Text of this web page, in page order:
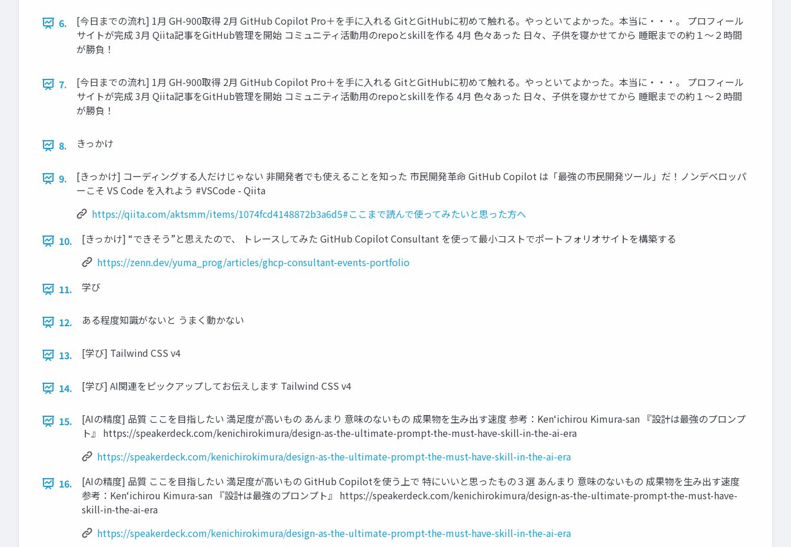
6.
[今日までの流れ] 1月 GH-900取得 2月 GitHub Copilot Pro＋を手に入れる GitとGitHubに初めて触れる。やっといてよかった。本当に・・・。 プロフィール
サイトが完成 3月 Qiita記事をGitHub管理を開始 コミュニティ活動用のrepoとskillを作る 4月 色々あった 日々、子供を寝かせてから 睡眠までの約１～２時間
が勝負！
7.
[今日までの流れ] 1月 GH-900取得 2月 GitHub Copilot Pro＋を手に入れる GitとGitHubに初めて触れる。やっといてよかった。本当に・・・。 プロフィール
サイトが完成 3月 Qiita記事をGitHub管理を開始 コミュニティ活動用のrepoとskillを作る 4月 色々あった 日々、子供を寝かせてから 睡眠までの約１～２時間
が勝負！
8. きっかけ
9.
[きっかけ] コーディングする人だけじゃない 非開発者でも使えることを知った 市民開発革命 GitHub Copilot は「最強の市民開発ツール」だ！ノンデベロッパ
ーこそ VS Code を入れよう #VSCode - Qiita
https://qiita.com/aktsmm/items/1074fcd4148872b3a6d5#ここまで読んで使ってみたいと思った方へ
10.
[きっかけ] “できそう”と思えたので、 トレースしてみた GitHub Copilot Consultant を使って最小コストでポートフォリオサイトを構築する
https://zenn.dev/yuma_prog/articles/ghcp-consultant-events-portfolio
11.
学び
12. ある程度知識がないと うまく動かない
13. [学び] Tailwind CSS v4
14. [学び] AI関連をピックアップしてお伝えします Tailwind CSS v4
15.
[AIの精度] 品質 ここを目指したい 満足度が高いもの あんまり 意味のないもの 成果物を生み出す速度 参考：Ken‘ichirou Kimura-san 『設計は最強のプロンプ
ト』 https://speakerdeck.com/kenichirokimura/design-as-the-ultimate-prompt-the-must-have-skill-in-the-ai-era
https://speakerdeck.com/kenichirokimura/design-as-the-ultimate-prompt-the-must-have-skill-in-the-ai-era
16.
[AIの精度] 品質 ここを目指したい 満足度が高いもの GitHub Copilotを使う上で 特にいいと思ったもの３選 あんまり 意味のないもの 成果物を生み出す速度
参考：Ken‘ichirou Kimura-san 『設計は最強のプロンプト』 https://speakerdeck.com/kenichirokimura/design-as-the-ultimate-prompt-the-must-have-
skill-in-the-ai-era
https://speakerdeck.com/kenichirokimura/design-as-the-ultimate-prompt-the-must-have-skill-in-the-ai-era